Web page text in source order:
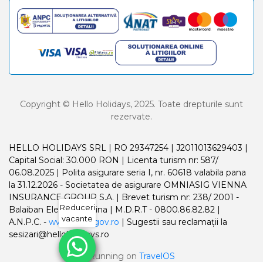
Copyright © Hello Holidays, 2025. Toate drepturile sunt
rezervate.
HELLO HOLIDAYS SRL | RO 29347254 | J2011013629403 |
Capital Social: 30.000 RON | Licenta turism nr: 587/
06.08.2025 | Polita asigurare seria I, nr. 60618 valabila pana
la 31.12.2026 - Societatea de asigurare OMNIASIG VIENNA
INSURANCE GROUP S.A. | Brevet turism nr: 238/ 2001 -
Balaiban Elena Madalina | M.D.R.T - 0800.86.82.82 |
A.N.P.C. - www.anpc.gov.ro | Sugestii sau reclamații la
sesizari@helloholidays.ro
Running on TravelOS
Reduceri
vacante